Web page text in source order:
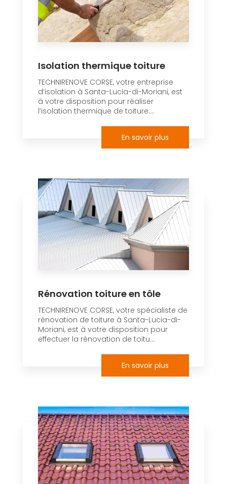
Isolation thermique toiture
TECHNIRENOVE CORSE, votre entreprise
d’isolation à Santa-Lucia-di-Moriani, est
à votre disposition pour réaliser
l’isolation thermique de toiture....
En savoir plus
Rénovation toiture en tôle
TECHNIRENOVE CORSE, votre spécialiste de
rénovation de toiture à Santa-Lucia-di-
Moriani, est à votre disposition pour
effectuer la rénovation de toitu...
En savoir plus